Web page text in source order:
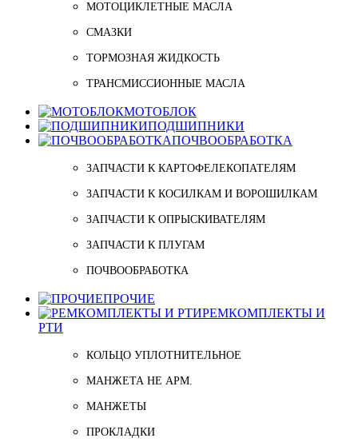
МОТОЦИКЛЕТНЫЕ МАСЛА
СМАЗКИ
ТОРМОЗНАЯ ЖИДКОСТЬ
ТРАНСМИССИОННЫЕ МАСЛА
МОТОБЛОК
ПОДШИПНИКИ
ПОЧВООБРАБОТКА
ЗАПЧАСТИ К КАРТОФЕЛЕКОПАТЕЛЯМ
ЗАПЧАСТИ К КОСИЛКАМ И ВОРОШИЛКАМ
ЗАПЧАСТИ К ОПРЫСКИВАТЕЛЯМ
ЗАПЧАСТИ К ПЛУГАМ
ПОЧВООБРАБОТКА
ПРОЧИЕ
РЕМКОМПЛЕКТЫ И
РТИ
КОЛЬЦО УПЛОТНИТЕЛЬНОЕ
МАНЖЕТА НЕ АРМ.
МАНЖЕТЫ
ПРОКЛАДКИ